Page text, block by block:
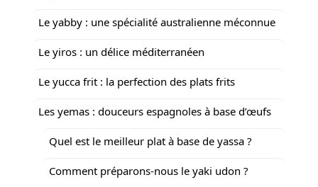
Le yabby : une spécialité australienne méconnue
Le yiros : un délice méditerranéen
Le yucca frit : la perfection des plats frits
Les yemas : douceurs espagnoles à base d’œufs
Quel est le meilleur plat à base de yassa ?
Comment préparons-nous le yaki udon ?